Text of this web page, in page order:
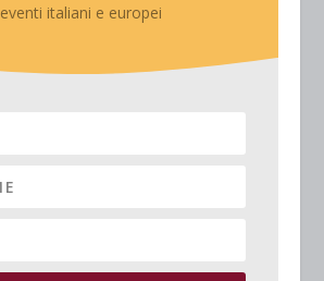
eventi italiani e europei